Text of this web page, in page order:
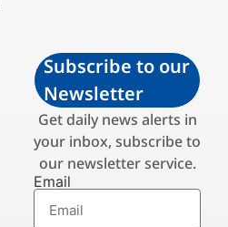
Subscribe to our
Newsletter
Get daily news alerts in
your inbox, subscribe to
our newsletter service.
Email